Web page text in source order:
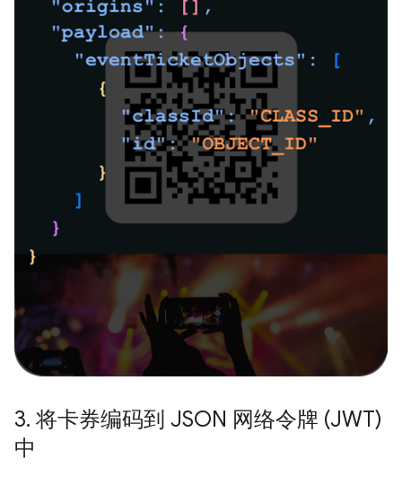
3. 将卡券编码到 JSON 网络令牌 (JWT)
中